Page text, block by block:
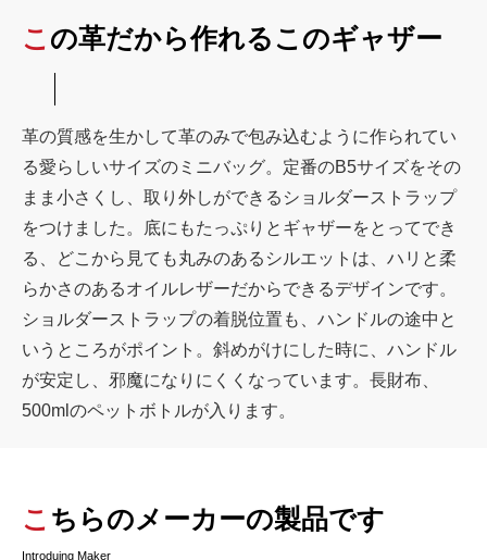
この革だから作れるこのギャザー
革の質感を生かして革のみで包み込むように作られてい
る愛らしいサイズのミニバッグ。定番のB5サイズをその
まま小さくし、取り外しができるショルダーストラップ
をつけました。底にもたっぷりとギャザーをとってでき
る、どこから見ても丸みのあるシルエットは、ハリと柔
らかさのあるオイルレザーだからできるデザインです。
ショルダーストラップの着脱位置も、ハンドルの途中と
いうところがポイント。斜めがけにした時に、ハンドル
が安定し、邪魔になりにくくなっています。長財布、
500mlのペットボトルが入ります。
こちらのメーカーの製品です
Introduing Maker